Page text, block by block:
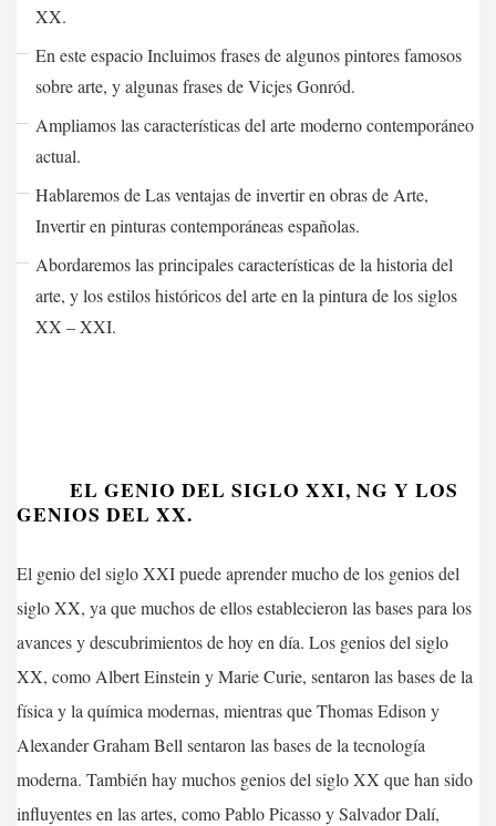
XX.
En este espacio Incluimos frases de algunos pintores famosos
sobre arte, y algunas frases de Vicjes Gonród.
Ampliamos las características del arte moderno contemporáneo
actual.
Hablaremos de Las ventajas de invertir en obras de Arte,
Invertir en pinturas contemporáneas españolas.
Abordaremos las principales características de la historia del
arte, y los estilos históricos del arte en la pintura de los siglos
XX – XXI.
EL GENIO DEL SIGLO XXI, NG Y LOS
GENIOS DEL XX.
El genio del siglo XXI puede aprender mucho de los genios del
siglo XX, ya que muchos de ellos establecieron las bases para los
avances y descubrimientos de hoy en día. Los genios del siglo
XX, como Albert Einstein y Marie Curie, sentaron las bases de la
física y la química modernas, mientras que Thomas Edison y
Alexander Graham Bell sentaron las bases de la tecnología
moderna. También hay muchos genios del siglo XX que han sido
influyentes en las artes, como Pablo Picasso y Salvador Dalí,